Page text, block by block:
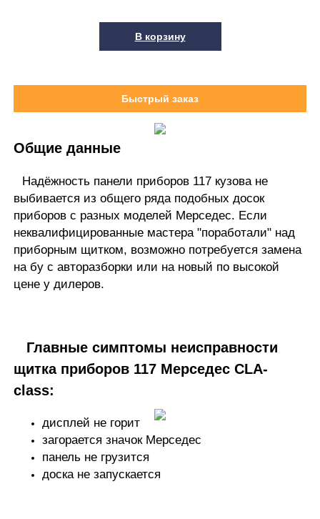
В корзину
Быстрый заказ
Общие данные
Надёжность панели приборов 117 кузова не
выбивается из общего ряда подобных досок
приборов с разных моделей Мерседес. Если
неквалифицированные мастера "поработали" над
приборным щитком, возможно потребуется замена
на бу с авторазборки или на новый по высокой
цене у дилеров.
Главные симптомы неисправности
щиткаприборов 117 Мерседес CLA-
class:
дисплей не горит
загорается значок Мерседес
панель не грузится
доска не запускается